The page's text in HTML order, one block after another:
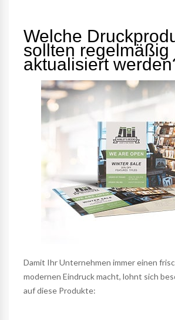
Welche
sollten regelmäßig
aktualisiert
Damit Ihr Unternehmen immer einen
modernen Eindruck macht, lohnt sich
auf diese Produkte: